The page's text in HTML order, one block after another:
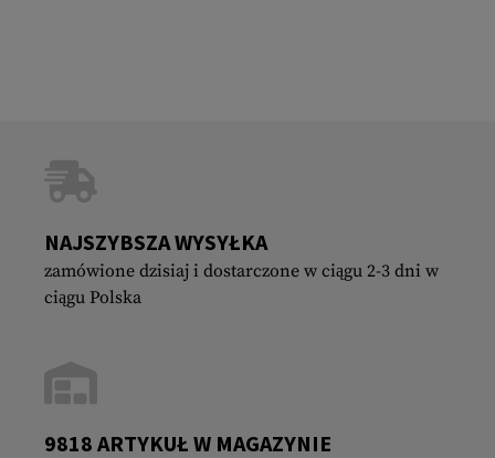
NAJSZYBSZA WYSYŁKA
zamówione dzisiaj i dostarczone w ciągu 2-3 dni w
ciągu Polska
9818 ARTYKUŁ W MAGAZYNIE